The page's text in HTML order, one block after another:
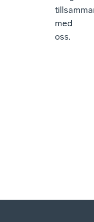
med
oss.